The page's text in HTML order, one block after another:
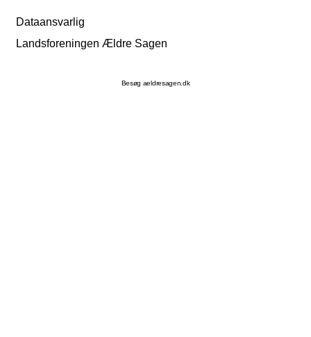
Dataansvarlig
Landsforeningen Ældre Sagen
Besøg aeldresagen.dk